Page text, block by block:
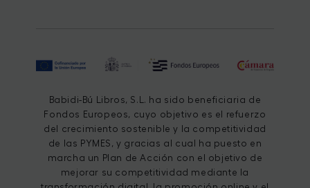
Babidi-Bú Libros, S.L. ha sido beneficiaria de
Fondos Europeos, cuyo objetivo es el refuerzo
del crecimiento sostenible y la competitividad
de las PYMES, y gracias al cual ha puesto en
marcha un Plan de Acción con el objetivo de
mejorar su competitividad mediante la